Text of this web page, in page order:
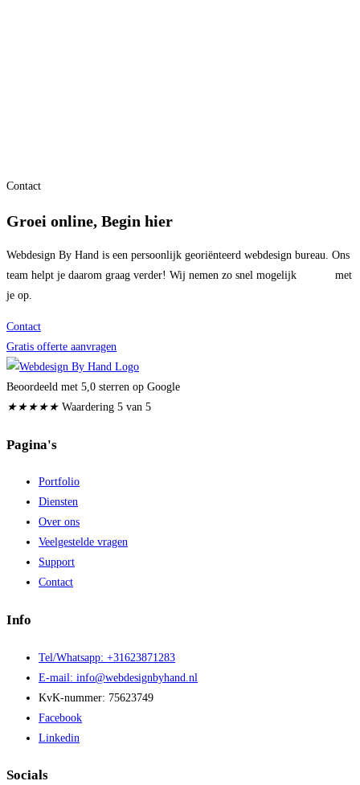
Contact
Groei online, Begin hier
Webdesign By Hand is een persoonlijk georiënteerd webdesign bureau. Ons
team helpt je daarom graag verder! Wij nemen zo snel mogelijk
met
je op.
Contact
Gratis offerte aanvragen
Beoordeeld met 5,0 sterren op Google
★★★★★ Waardering 5 van 5
Pagina's
Portfolio
Diensten
Over ons
Veelgestelde vragen
Support
Contact
Info
Tel/Whatsapp: +31623871283
E-mail: info@webdesignbyhand.nl
KvK-nummer: 75623749
Facebook
Linkedin
Socials